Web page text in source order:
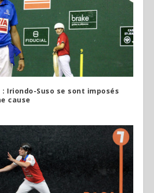
Iriondo-Suso se sont imposés
cause